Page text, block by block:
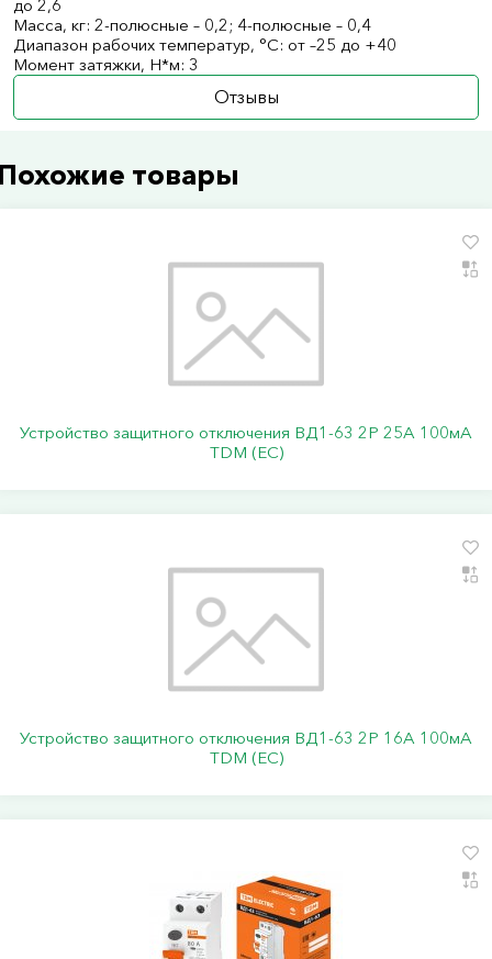
до 2,6
Масса, кг: 2-полюсные – 0,2; 4-полюсные – 0,4
Диапазон рабочих температур, °С: от –25 до +40
Момент затяжки, Н*м: 3
Отзывы
товары
Устройство защитного отключения ВД1-63 2Р 25А 100мА
TDM (ЕС)
Устройство защитного отключения ВД1-63 2Р 16А 100мА
TDM (ЕС)